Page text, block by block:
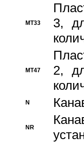
MT33
3,
MT47
2,
N
NR